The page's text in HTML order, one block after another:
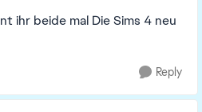
ihr beide mal Die Sims 4 neu
Reply